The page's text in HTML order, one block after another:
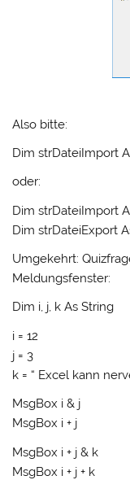
Also bitte:
Dim strDateiImport
oder:
Dim strDateiImport
Dim strDateiExport
Umgekehrt:
Meldungsfenster:
Dim i, j, k As String
i = 12
j = 3
k = “ Excel kann
MsgBox i & j
MsgBox i + j
MsgBox i + j & k
MsgBox i + j + k